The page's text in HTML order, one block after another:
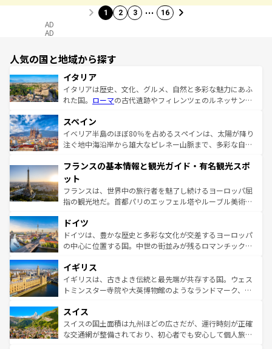
1 2 3 … 16
AD
AD
人気の国と地域から探す
イタリア
イタリアは歴史、文化、グルメ、自然と多彩な魅力にあふ
れた国。 ローマの古代遺跡やフィレンツェのルネッサンス
ろん、トスカーナの美しい田園風景やアマルフィ海岸の絶
景など、自然景観も見逃せない。観光の合間には、本場の
ピザやパスタなど、絶品のイタリア料理を堪能することも
ませてくれるイタリアで、忘れられない旅をしてみよう！
なお、新着のイタリア情報は
しい。
スペイン
イベリア半島のほぼ80％を占めるスペインは、太陽が降り
注ぐ地中海沿岸から雄大なピレネー山脈まで、多彩な自然
文化が根付くこの国では、情熱的なフラメンコ、熱気あふ
れる闘牛、そして美味しいタパスが生活の一部となってい
る。首都マドリードの洗練された雰囲気や、バルセロナの
アートに溢れた街角から、地方では古代ローマ遺跡や中世
せる。地方によって風土や気候が異なるスペインはその個
性で訪れる人を魅了する。 なお、新着のスペイン情報は コ
ンテンツ一覧を参照してほしい。
フランスの基本情報と観光ガイド・有名観光スポ
ット
フランスは、世界中の旅行者を魅了し続けるヨーロッパ屈
指の観光地だ。首都パリのエッフェル塔やルーブル美術館
で、幅広い魅力が詰まっている。華麗な宮殿、歴史的な大
聖堂、美しいビーチ、そして豊かな自然が、訪れる者を心
から魅了する。また、フランスは美食の国としても知ら
いる。シャンパンの発祥地であるランス、プロヴァンスの
香り高いラベンダー畑など、多彩な楽しみ方が可能だ。さ
らに、パリ以外の地域にも魅力が溢れており、どの街角に
れる地方に足を運ぶとそれぞれで全く異なる文化を体験で
きるだろう。 なお、新着のフランス情報はコンテンツ一覧
を参照してほしい。
ドイツ
ドイツは、豊かな歴史と多彩な文化が交差するヨーロッパ
の中心に位置する国。中世の街並みが残るロマンチック街
顔を持つこの国は、どこを歩いても飽きることがない。ベ
ルリンの文化的活気、バイエルン州のアルプスの絶景、そ
してライン川沿いのワイン畑といった風景は必見。ビール
は、お酒好きな人にはぜひ体験してほしい。 なお、新着の
ドイツ情報はコンテンツ一覧を参照してほしい。
イギリス
イギリスは、古きよき伝統と最先端が共存する国。ウェス
トミンスター寺院や大英博物館のようなランドマーク、歴
リアごとに異なる魅力がある。また、優雅なアフタヌーン
ティー、ビール好きにはたまらない英国パブ、サッカー観
戦など、本場だからこそできる体験も豊富。イギリスを旅
スイス
スイスの国土面積は九州ほどの広さだが、運行時刻が正確
な交通網が整備されており、初心者でも安心して個人旅行